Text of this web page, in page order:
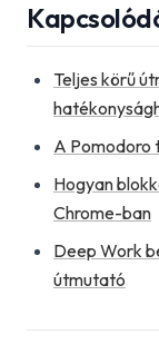
Teljes körű
A Pomodoro
Hogyan
Chrome-ban
Deep Work
útmutató